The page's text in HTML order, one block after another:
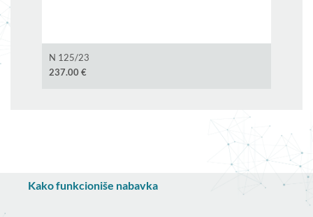
N 125/23
237.00€
Kako funkcioniše nabavka